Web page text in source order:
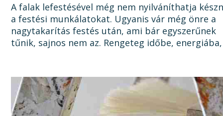
A falak lefestésével még nem nyilváníthatja
a festési munkálatokat. Ugyanis vár még önre a
nagytakarítás festés után, ami bár egyszerűnek
tűnik, sajnos nem az. Rengeteg időbe,